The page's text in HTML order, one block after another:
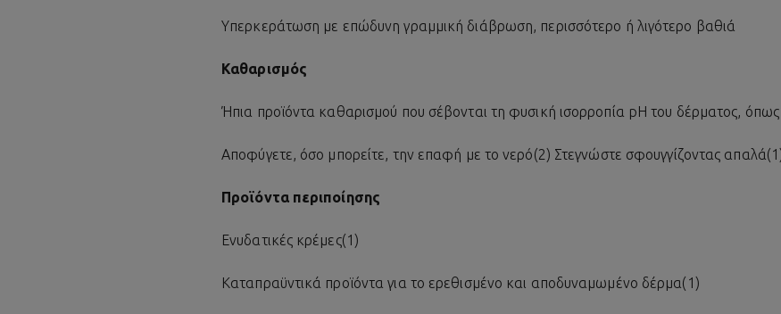
Υπερκεράτωση με επώδυνη γραμμική διάβρωση, περισσότερο ή λιγότερο βαθιά
Καθαρισμός
Ήπια προϊόντα καθαρισμού που σέβονται τη φυσική ισορροπία pH του δέρματος,
Αποφύγετε, όσο μπορείτε, την επαφή με το νερό(2) Στεγνώστε σφουγγίζοντας
Προϊόντα περιποίησης
Ενυδατικές κρέμες(1)
Καταπραϋντικά προϊόντα για το ερεθισμένο και αποδυναμωμένο δέρμα(1)